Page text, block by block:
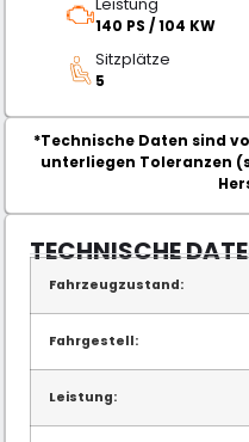
Leistung
140 PS / 104 KW
Sitzplätze
5
*Technische Daten sind
unterliegen Toleranzen
TECHNISCHE
Fahrzeugzustand:
Fahrgestell:
Leistung: